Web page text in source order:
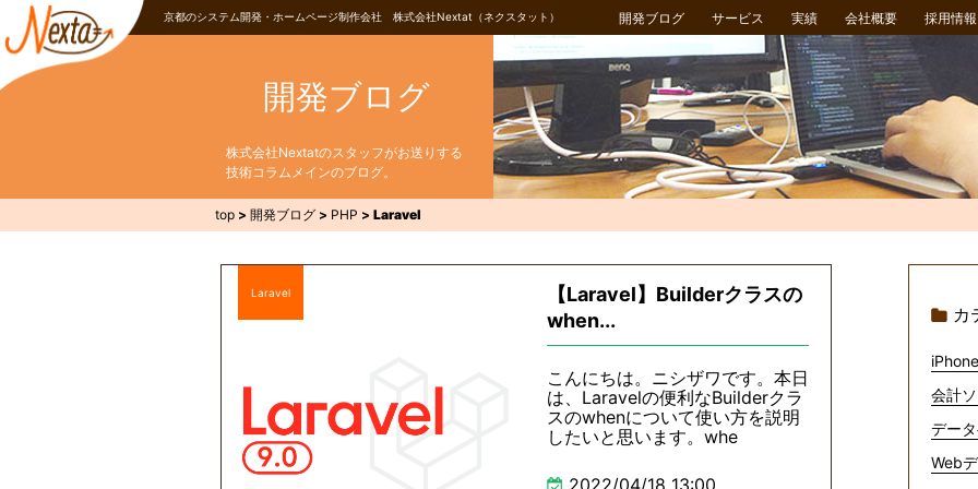
京都のシステム開発・ホームページ制作会社 株式会社Nextat（ネクスタット） 開発ブログ サービス 実績 会社概要 採用情報
開発ブログ
株式会社Nextatのスタッフがお送りする
技術コラムメインのブログ。
top > 開発ブログ > PHP > Laravel
Laravel
【Laravel】Builderクラスの
when...
こんにちは。ニシザワです。本日
は、Laravelの便利なBuilderクラ
スのwhenについて使い方を説明
したいと思います。whe
2022/04/18 13:00
カ
会計
デー
Web